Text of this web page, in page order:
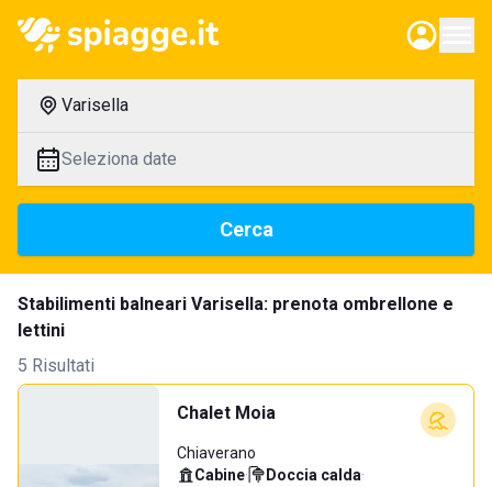
Varisella
Seleziona date
Cerca
Stabilimenti balneari Varisella: prenota ombrellone e
lettini
5 Risultati
Chalet Moia
Chiaverano
Cabine· Doccia calda·